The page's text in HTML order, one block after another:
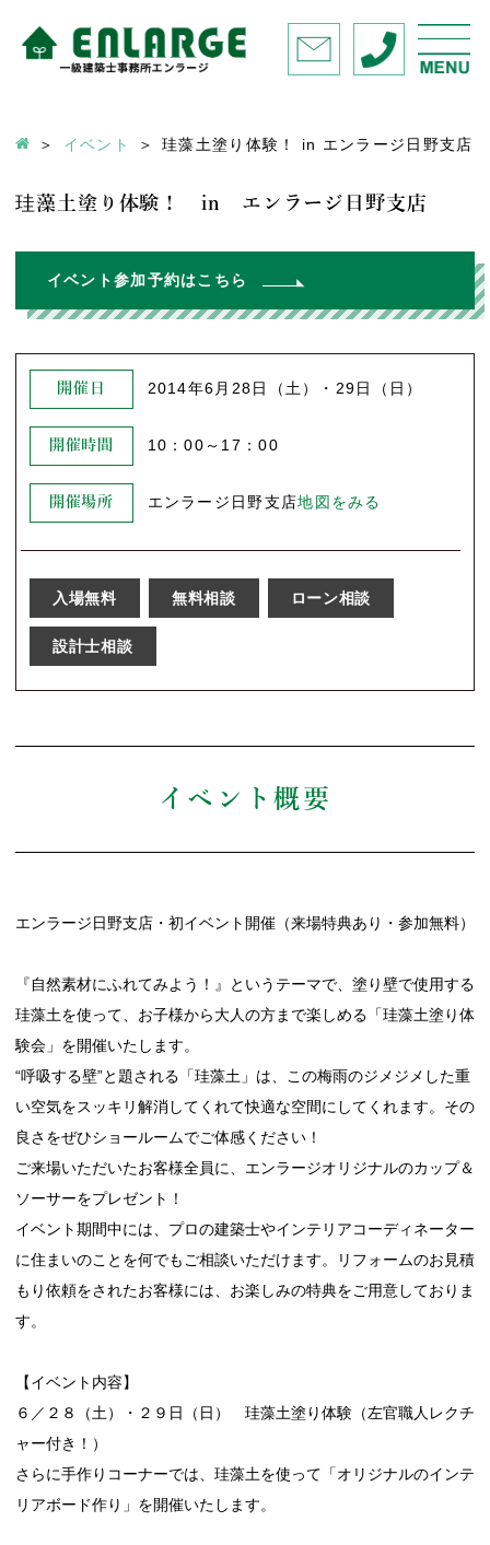
イベント 珪藻土塗り体験！ in エンラージ日野支店
珪藻土塗り体験！ in エンラージ日野支店
イベント参加予約はこちら
開催日 2014年6月28日（土）・29日（日）
開催時間 10：00～17：00
開催場所 エンラージ日野支店地図をみる
入場無料 無料相談 ローン相談
設計士相談
イベント概要
エンラージ日野支店・初イベント開催（来場特典あり・参加無料）
『自然素材にふれてみよう！』というテーマで、塗り壁で使用する
珪藻土を使って、お子様から大人の方まで楽しめる「珪藻土塗り体
験会」を開催いたします。
“呼吸する壁”と題される「珪藻土」は、この梅雨のジメジメした重
い空気をスッキリ解消してくれて快適な空間にしてくれます。その
良さをぜひショールームでご体感ください！
ご来場いただいたお客様全員に、エンラージオリジナルのカップ＆
ソーサーをプレゼント！
イベント期間中には、プロの建築士やインテリアコーディネーター
に住まいのことを何でもご相談いただけます。リフォームのお見積
もり依頼をされたお客様には、お楽しみの特典をご用意しておりま
す。
【イベント内容】
６／２８（土）・２９日（日） 珪藻土塗り体験（左官職人レクチ
ャー付き！）
さらに手作りコーナーでは、珪藻土を使って「オリジナルのインテ
リアボード作り」を開催いたします。